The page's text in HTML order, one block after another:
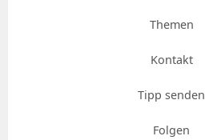
Themen
Kontakt
Tipp senden
Folgen